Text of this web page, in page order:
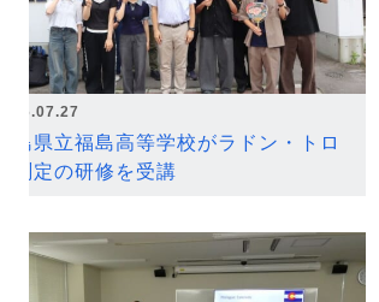
2026.07.27
福島県立福島高等学校がラドン・トロ
ン測定の研修を受講